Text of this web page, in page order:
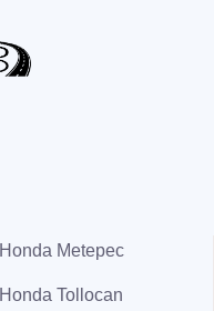
Honda Metepec
Honda Tollocan